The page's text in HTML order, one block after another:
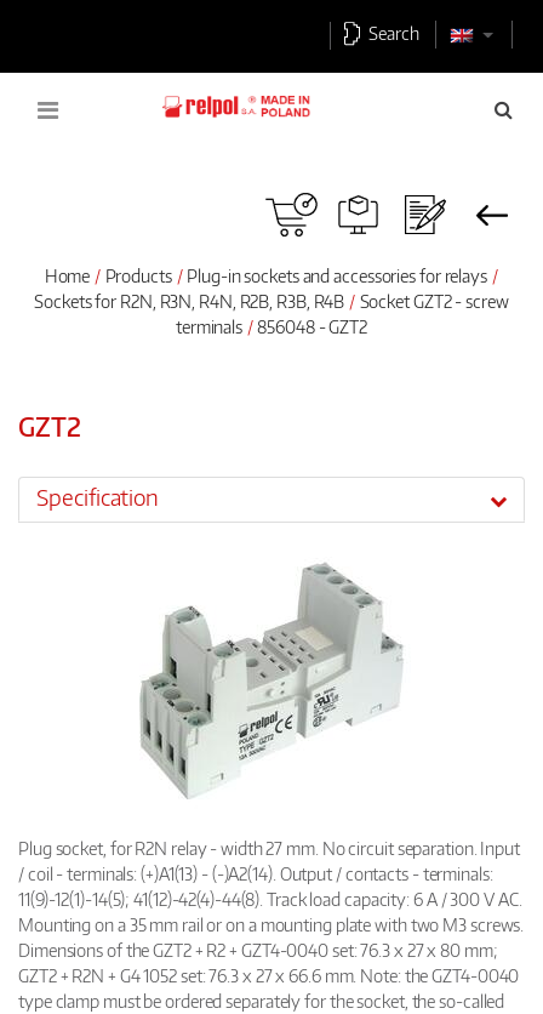
Search
Home Products
Plug-in sockets and accessories for relays
Sockets for R2N, R3N, R4N, R2B, R3B, R4B
Socket GZT2 - screw
terminals
856048 - GZT2
GZT2
Specification
Plug socket, for R2N relay - width 27 mm. No circuit separation. Input
/ coil - terminals: (+)A1(13) - (-)A2(14). Output / contacts - terminals:
11(9)-12(1)-14(5); 41(12)-42(4)-44(8). Track load capacity: 6 A / 300 V AC.
Mounting on a 35 mm rail or on a mounting plate with two M3 screws.
Dimensions of the GZT2 + R2 + GZT4-0040 set: 76.3 x 27 x 80 mm;
GZT2 + R2N + G4 1052 set: 76.3 x 27 x 66.6 mm. Note: the GZT4-0040
type clamp must be ordered separately for the socket, the so-called